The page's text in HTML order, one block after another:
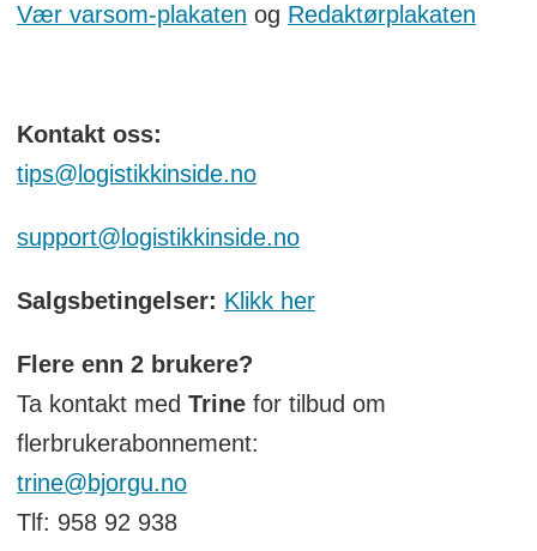
Vær varsom-plakaten og Redaktørplakaten
Kontakt oss:
tips@logistikkinside.no
support@logistikkinside.no
Salgsbetingelser: Klikk her
Flere enn 2 brukere?
Ta kontakt med Trinefor tilbud om
flerbrukerabonnement:
trine@bjorgu.no
Tlf: 958 92 938